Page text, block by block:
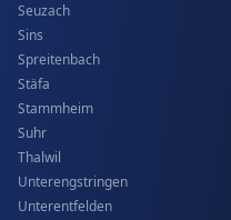
Seuzach
Sins
Spreitenbach
Stäfa
Stammheim
Suhr
Thalwil
Unterengstringen
Unterentfelden